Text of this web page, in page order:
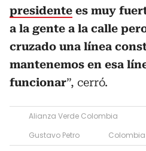
presidente es muy
a la gente a la calle
cruzado una línea
mantenemos en esa
funcionar”, cerró.
Alianza Verde Colombia
Gustavo Petro
Colombia